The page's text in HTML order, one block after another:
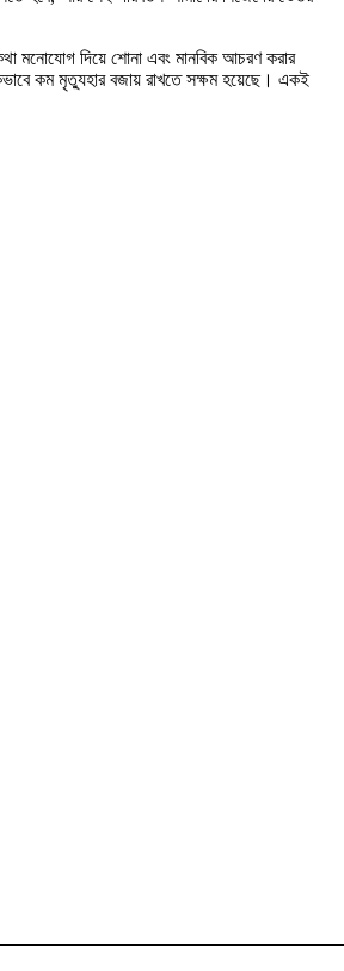
মনোযোগ দিয়ে শোনা এবং মানবিক আচরণ করার
কম মৃত্যুহার বজায় রাখতে সক্ষম হয়েছে। একই